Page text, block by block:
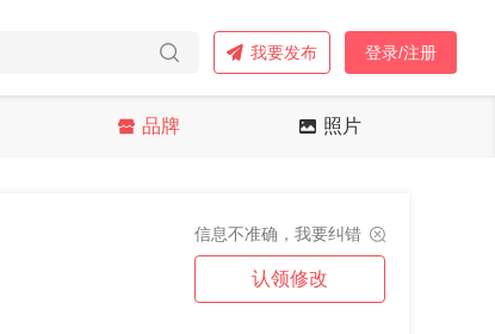
我要发布 登录/注册
品牌 照片
信息不准确，我要纠错
认领修改